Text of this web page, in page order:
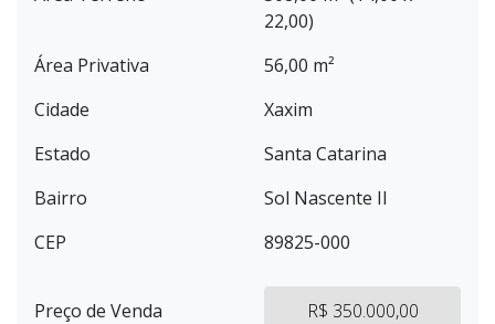
22,00)
Área Privativa
56,00 m²
Cidade
Xaxim
Estado
Santa Catarina
Bairro
Sol Nascente II
CEP
89825-000
Preço de Venda R$ 350.000,00